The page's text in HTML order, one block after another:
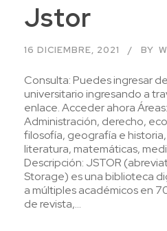
Jstor
16 DICIEMBRE, 2021 BY
Consulta: Puedes ingresar
universitario ingresando a
enlace. Acceder ahora
Administración, derecho,
filosofía, geografía e
literatura, matemáticas,
Descripción: JSTOR
Storage) es una biblioteca
a múltiples académicos en
de revista,...